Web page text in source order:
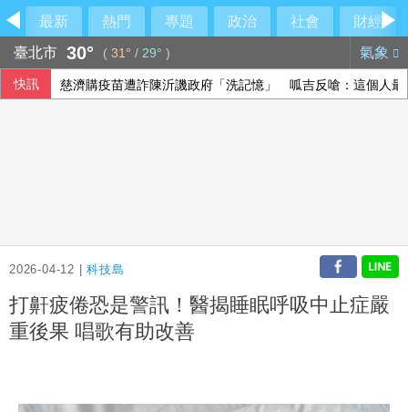
最新 熱門 專題 政治 社會
財經
臺北市 30° ( 31° / 29° ) 氣象
快訊 慈濟購疫苗遭詐陳沂譏政府「洗記憶」 呱吉反嗆：這個人最
2026-04-12 |科技島
打鼾疲倦恐是警訊！醫揭睡眠呼吸中止症嚴
重後果 唱歌有助改善